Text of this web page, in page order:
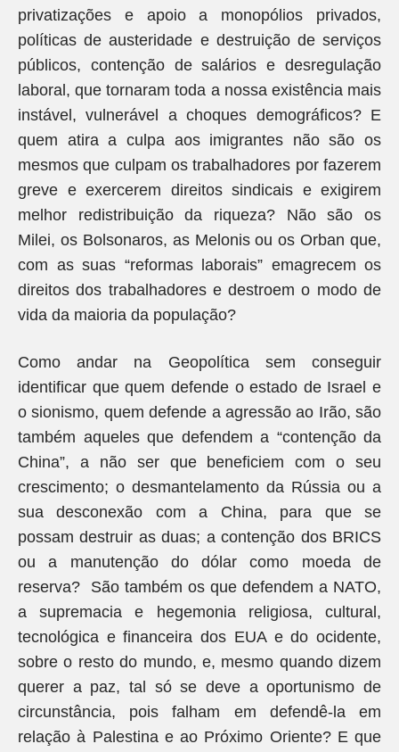
privatizações e apoio a monopólios privados,
políticas de austeridade e destruição de serviços
públicos, contenção de salários e desregulação
laboral, que tornaram toda a nossa existência mais
instável, vulnerável a choques demográficos? E
quem atira a culpa aos imigrantes não são os
mesmos que culpam os trabalhadores por fazerem
greve e exercerem direitos sindicais e exigirem
melhor redistribuição da riqueza? Não são os
Milei, os Bolsonaros, as Melonis ou os Orban que,
com as suas “reformas laborais” emagrecem os
direitos dos trabalhadores e destroem o modo de
vida da maioria da população?
Como andar na Geopolítica sem conseguir
identificar que quem defende o estado de Israel e
o sionismo, quem defende a agressão ao Irão, são
também aqueles que defendem a “contenção da
China”, a não ser que beneficiem com o seu
crescimento; o desmantelamento da Rússia ou a
sua desconexão com a China, para que se
possam destruir as duas; a contenção dos BRICS
ou a manutenção do dólar como moeda de
reserva? São também os que defendem a NATO,
a supremacia e hegemonia religiosa, cultural,
tecnológica e financeira dos EUA e do ocidente,
sobre o resto do mundo, e, mesmo quando dizem
querer a paz, tal só se deve a oportunismo de
circunstância, pois falham em defendê-la em
relação à Palestina e ao Próximo Oriente? E que